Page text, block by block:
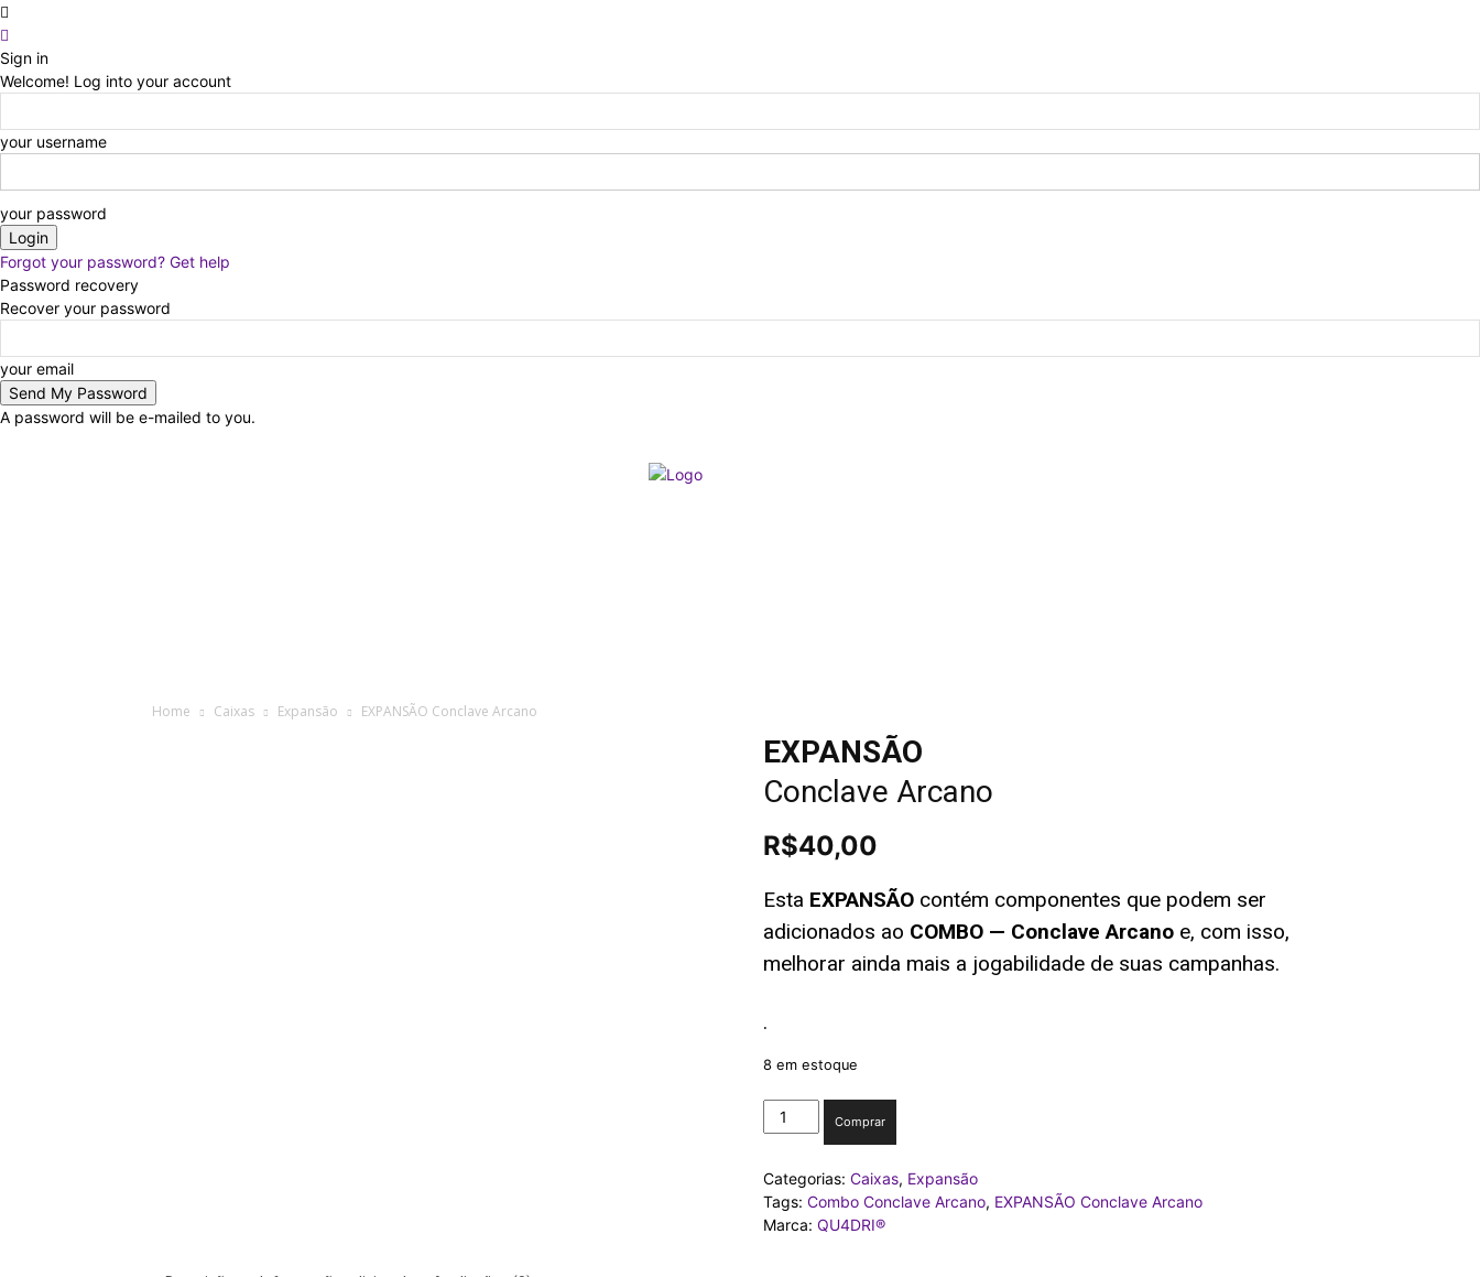
Sign in
Welcome! Log into your account
your username
your password
Forgot your password? Get help
Password recovery
Recover your password
your email
A password will be e-mailed to you.
Home Caixas Expansão EXPANSÃO Conclave Arcano
EXPANSÃO
Conclave Arcano
R$40,00
Esta EXPANSÃO contém componentes que podem ser
adicionados ao COMBO — Conclave Arcano e, com isso,
melhorar ainda mais a jogabilidade de suas campanhas.
.
8 em estoque
EXPANSÃO
Conclave
quantidade
Comprar
Categorias:Caixas, Expansão
Tags:Combo Conclave Arcano, EXPANSÃO Conclave Arcano
Marca:QU4DRI®